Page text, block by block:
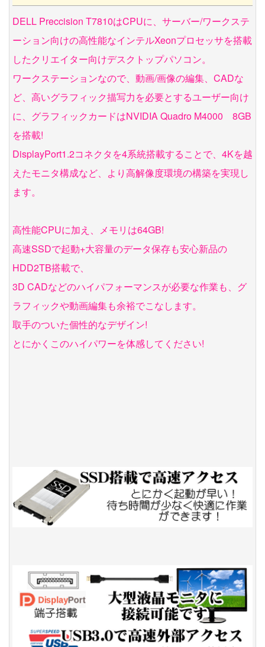
DELL Preccision T7810はCPUに、サーバー/ワークステ
ーション向けの高性能なインテルXeonプロセッサを搭載
したクリエイター向けデスクトップパソコン。
ワークステーションなので、動画/画像の編集、CADな
ど、高いグラフィック描写力を必要とするユーザー向け
に、グラフィックカードはNVIDIA Quadro M4000 8GB
を搭載!
DisplayPort1.2コネクタを4系統搭載することで、4Kを越
えたモニタ構成など、より高解像度環境の構築を実現し
ます。
高性能CPUに加え、メモリは64GB!
高速SSDで起動+大容量のデータ保存も安心新品の
HDD2TB搭載で、
3D CADなどのハイパフォーマンスが必要な作業も、グ
ラフィックや動画編集も余裕でこなします。
取手のついた個性的なデザイン!
とにかくこのハイパワーを体感してください!